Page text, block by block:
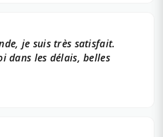
je suis très satisfait.
dans les délais, belles